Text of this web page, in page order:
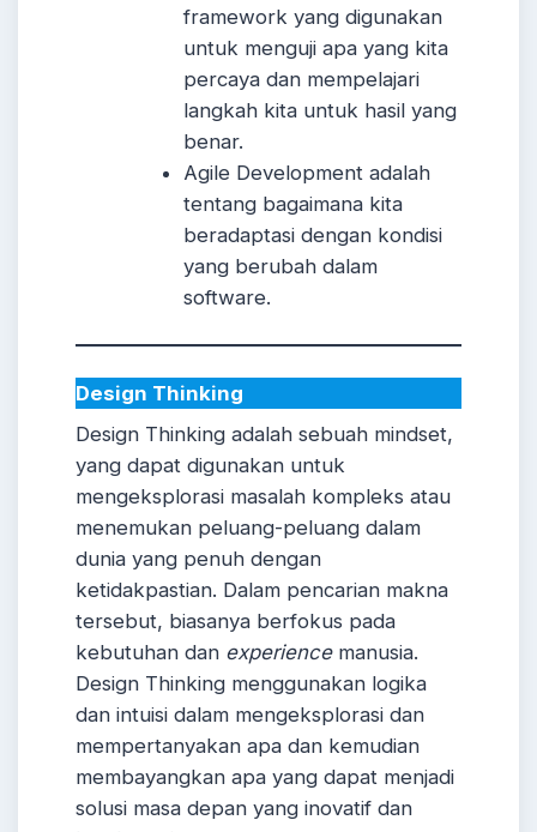
framework yang digunakan
untuk menguji apa yang kita
percaya dan mempelajari
langkah kita untuk hasil yang
benar.
Agile Development adalah
tentang bagaimana kita
beradaptasi dengan kondisi
yang berubah dalam
software.
Design Thinking
Design Thinking adalah sebuah mindset,
yang dapat digunakan untuk
mengeksplorasi masalah kompleks atau
menemukan peluang-peluang dalam
dunia yang penuh dengan
ketidakpastian. Dalam pencarian makna
tersebut, biasanya berfokus pada
kebutuhan dan experiencemanusia.
Design Thinking menggunakan logika
dan intuisi dalam mengeksplorasi dan
mempertanyakan apa dan kemudian
membayangkan apa yang dapat menjadi
solusi masa depan yang inovatif dan